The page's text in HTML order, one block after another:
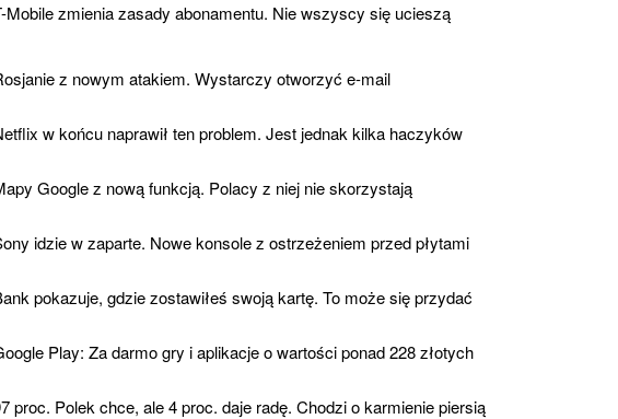
Mobile zmienia zasady abonamentu. Nie wszyscy się ucieszą
z nowym atakiem. Wystarczy otworzyć e-mail
w końcu naprawił ten problem. Jest jednak kilka haczyków
Google z nową funkcją. Polacy z niej nie skorzystają
idzie w zaparte. Nowe konsole z ostrzeżeniem przed płytami
pokazuje, gdzie zostawiłeś swoją kartę. To może się przydać
Play: Za darmo gry i aplikacje o wartości ponad 228 złotych
proc. Polek chce, ale 4 proc. daje radę. Chodzi o karmienie piersią